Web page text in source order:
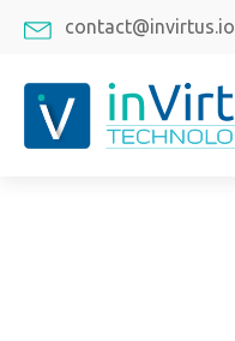
contact@invirtus.io